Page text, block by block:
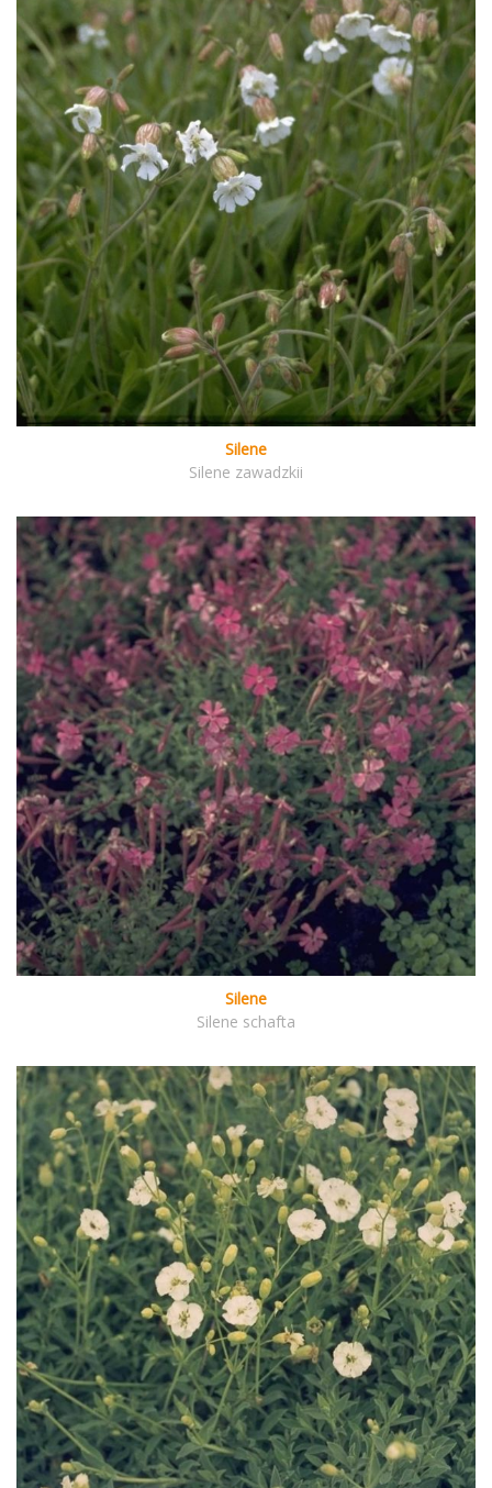
Silene
Silene zawadzkii
Silene
Silene schafta